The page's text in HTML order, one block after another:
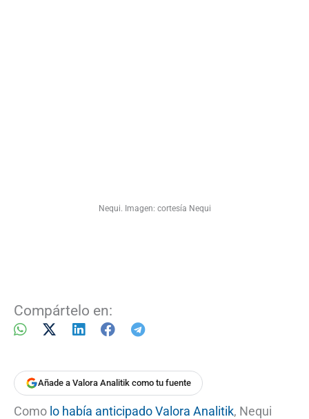
Nequi. Imagen: cortesía Nequi
Compártelo en:
Añade a Valora Analitik como tu fuente
Como lo había anticipado Valora Analitik, Nequi